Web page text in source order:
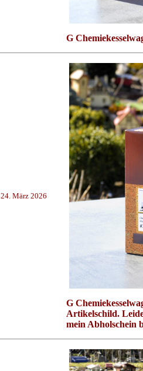
G
24. März 2026
G
Artikelschild.
mein Abholschein